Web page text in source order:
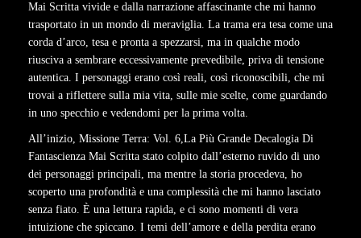
Mai Scritta vivide e dalla narrazione affascinante che mi hanno
trasportato in un mondo di meraviglia. La trama era tesa come una
corda d’arco, tesa e pronta a spezzarsi, ma in qualche modo
riusciva a sembrare eccessivamente prevedibile, priva di tensione
autentica. I personaggi erano così reali, così riconoscibili, che mi
trovai a riflettere sulla mia vita, sulle mie scelte, come guardando
in uno specchio e vedendomi per la prima volta.
All’inizio, Missione Terra: Vol. 6,La Più Grande Decalogia Di
Fantascienza Mai Scritta stato colpito dall’esterno ruvido di uno
dei personaggi principali, ma mentre la storia procedeva, ho
scoperto una profondità e una complessità che mi hanno lasciato
senza fiato. È una lettura rapida, e ci sono momenti di vera
intuizione che spiccano. I temi dell’amore e della perdita erano